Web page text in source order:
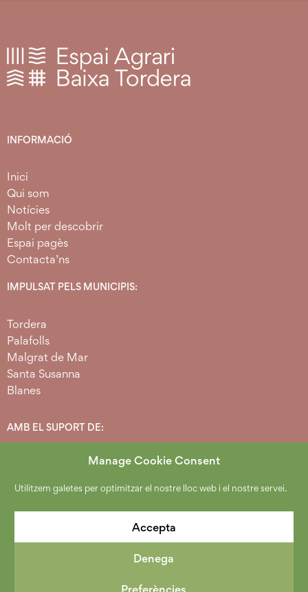
Manage Cookie Consent
Utilitzem galetes per optimitzar el nostre lloc web i el nostre servei.
Accepta
Denega
Preferències
INFORMACIÓ
Inici
Qui som
Notícies
Molt per descobrir
Espai pagès
Contacta’ns
IMPULSAT PELS MUNICIPIS:
Tordera
Palafolls
Malgrat de Mar
Santa Susanna
Blanes
AMB EL SUPORT DE:
2026 Copyright Espai Agrari Baixa Tordera.Política de protecció de dades